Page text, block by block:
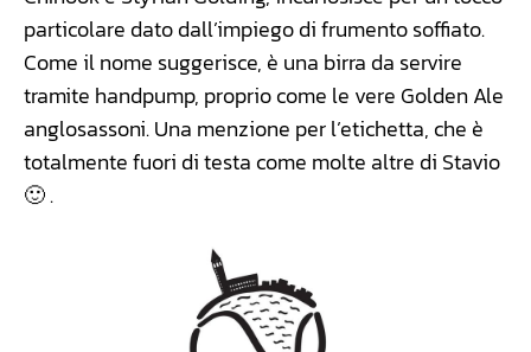
particolare dato dall’impiego di frumento soffiato.
Come il nome suggerisce, è una birra da servire
tramite handpump, proprio come le vere Golden Ale
anglosassoni. Una menzione per l’etichetta, che è
totalmente fuori di testa come molte altre di Stavio
🙂 .